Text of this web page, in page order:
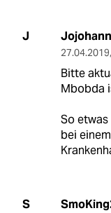
J
27.04.2019,
Bitte
Mbobda
So
bei
S